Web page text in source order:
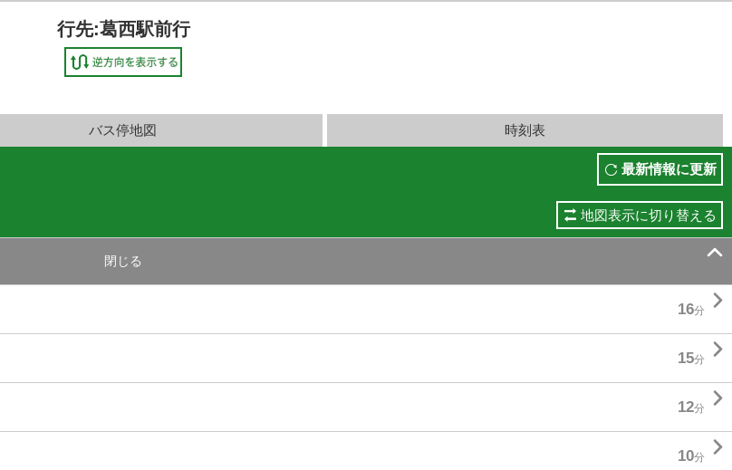
行先:葛西駅前行
バス停地図 時刻表
最新情報に更新
地図表示に切り替える
閉じる 
16分 
15分 
12分 
10分 